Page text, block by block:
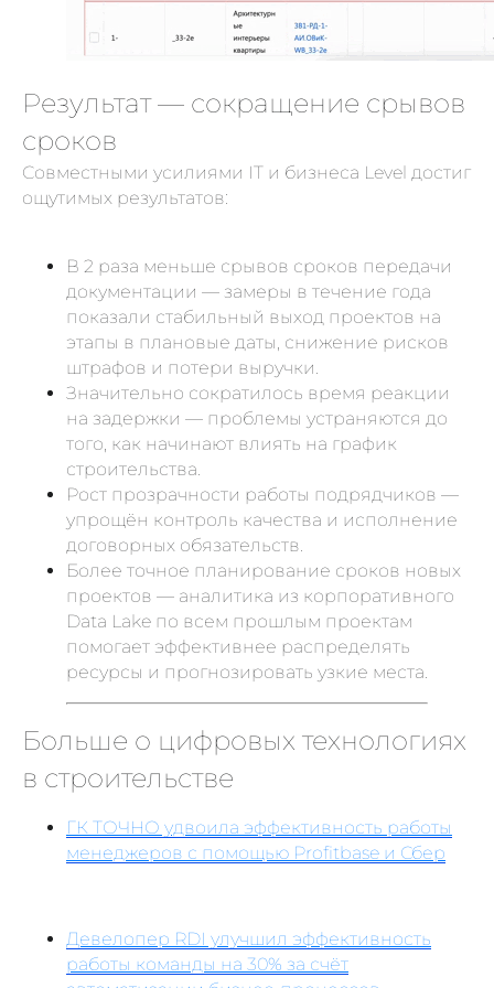
Результат — сокращение срывов
сроков
Совместными усилиями IT и бизнеса Level достиг
ощутимых результатов:
В 2 раза меньше срывов сроков передачи
документации — замеры в течение года
показали стабильный выход проектов на
этапы в плановые даты, снижение рисков
штрафов и потери выручки.
Значительно сократилось время реакции
на задержки — проблемы устраняются до
того, как начинают влиять на график
строительства.
Рост прозрачности работы подрядчиков —
упрощён контроль качества и исполнение
договорных обязательств.
Более точное планирование сроков новых
проектов — аналитика из корпоративного
Data Lake по всем прошлым проектам
помогает эффективнее распределять
ресурсы и прогнозировать узкие места.
Больше о цифровых технологиях
в строительстве
ГК ТОЧНО удвоила эффективность работы
менеджеров с помощью Profitbase и Сбер
Девелопер RDI улучшил эффективность
работы команды на 30% за счёт